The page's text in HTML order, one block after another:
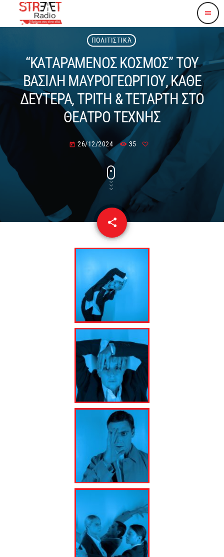
menu
ΠΟΛΙΤΙΣΤΙΚΆ
“ΚΑΤΑΡΑΜΕΝΟΣ ΚΟΣΜΟΣ” ΤΟΥ
ΒΑΣΙΛΗ ΜΑΥΡΟΓΕΩΡΓΙΟΥ, ΚΑΘΕ
ΔΕΥΤΕΡΑ, ΤΡΙΤΗ & ΤΕΤΑΡΤΗ ΣΤΟ
ΘΕΑΤΡΟ ΤΕΧΝΗΣ
today 26/12/2024 35
share
email